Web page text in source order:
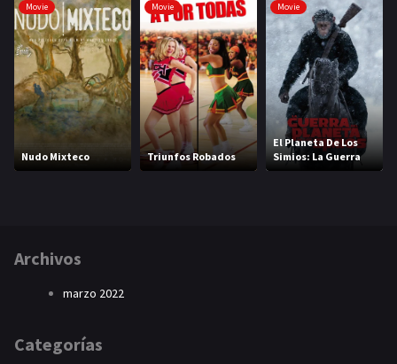
Movie
Nudo Mixteco
Movie
Triunfos Robados
Movie
El Planeta De Los
Simios: La Guerra
Archivos
marzo 2022
Categorías